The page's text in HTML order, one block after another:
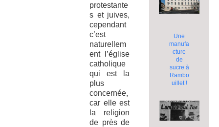
protestante
s et juives,
cependant
c’est
naturellem
ent l’église
catholique
qui est la
plus
concernée,
car elle est
la religion
de près de
Une
manufa
cture
de
sucre à
Rambo
uillet !